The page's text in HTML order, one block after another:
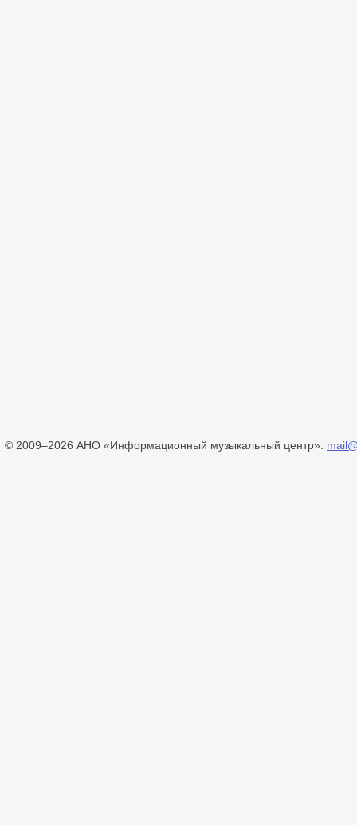
© 2009–2026 АНО «Информационный музыкальный центр».